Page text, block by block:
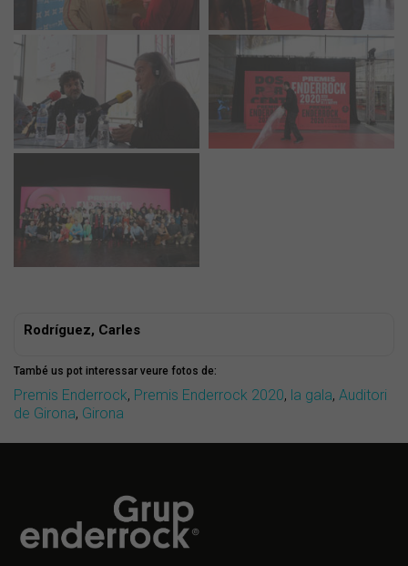
Rodríguez, Carles
També us pot interessar veure fotos de:
Premis Enderrock, Premis Enderrock 2020, la gala, Auditori
de Girona, Girona